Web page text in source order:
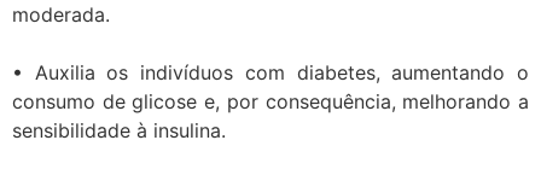
moderada.
• Auxilia os indivíduos com diabetes, aumentando o
consumo de glicose e, por consequência, melhorando a
sensibilidade à insulina.